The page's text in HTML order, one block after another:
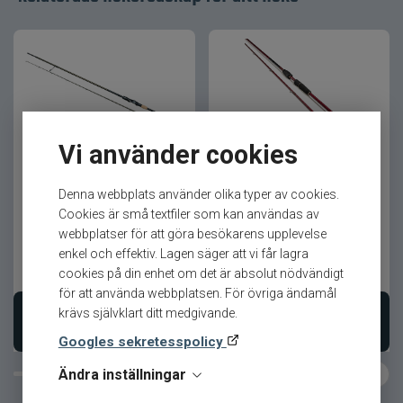
Vi använder cookies
Denna webbplats använder olika typer av cookies.
Cookies är små textfiler som kan användas av
webbplatser för att göra besökarens upplevelse
enkel och effektiv. Lagen säger att vi får lagra
cookies på din enhet om det är absolut nödvändigt
för att använda webbplatsen. För övriga ändamål
krävs självklart ditt medgivande.
Googles sekretesspolicy
Ändra inställningar
När lätt fiske ska kännas inspirerande
Den balanserade och följsamma känslan gör att
du kan fiska avslappnat men ändå med full
Resultatet är ett spö som passar lika bra i urbana
Produktfördelar
Utvecklat för street- och ultralätt fiske
Ger tydlig beteskontakt
Precision i varje kast
Förhöjer upplevelsen med små beten
Skapar maximal fiskeglädje
Westin W8 Finesse T&C
5 399 kr Ord. pris 5 999 kr
Lägg i varukorgen
Westin W6 Finesse T&C
3 199 kr Ord. pris 3 549 kr